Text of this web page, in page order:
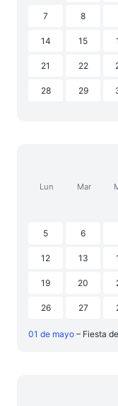
7 8
14 15
21 22
28 29
Lun Mar
5 6
12 13
19 20
26 27
01 de mayo – Fiesta